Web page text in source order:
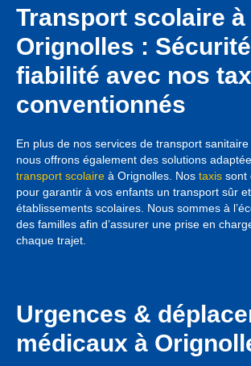
Transport scolaire à
Orignolles :
fiabilité avec nos
conventionnés
En plus de nos services de transport sanitaire
nous offrons également des solutions
transport scolaire à Orignolles. Nos taxis sont
pour garantir à vos enfants un transport sûr
établissements scolaires. Nous sommes à
des familles afin d’assurer une prise en
chaque trajet.
Urgences &
médicaux à